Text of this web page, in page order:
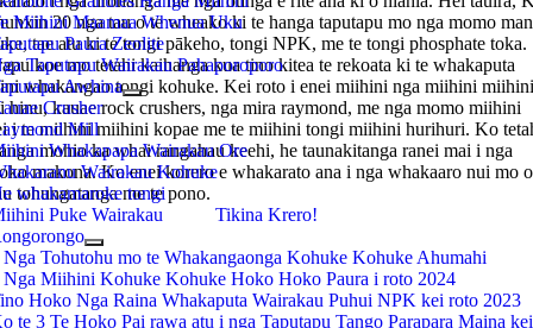
Miihini Maamaa Whenua Uku
Paura Zeolite
Taputapu Wairakau Pahaporoporo
Awhina
Crusher
Mill
Whakapapa Wairakau Ore
Wairakau Kohuke
whakamaroke tongi
Puke Wairakau
Nga Tohutohu mo te Whakangaonga Kohuke Kohuke Ahumahi
Nga Miihini Kohuke Kohuke Hoko Hoko Paura i roto 2024
Hoko Nga Raina Whakaputa Wairakau Puhui NPK kei roto 2023
te 3 Te Hoko Pai rawa atu i nga Taputapu Tango Parapara Maina kei
20 nga tau o te wheako ki te hanga taputapu mo nga momo
tae atu ki te tongi pākeho, tongi NPK, me te tongi phosphate toka.
koe mo tetahi kaihanga kua tino kitea te rekoata ki te whakaputa
whakangao tongi kohuke. Kei roto i enei miihini nga miihini
hinu, kauae rock crushers, nga mira raymond, me nga momo miihini
i te miihini miihini kopae me te miihini tongi miihini hurihuri. Ko
mohio ka whai rangahau keehi, he taunakitanga ranei mai i nga
makona. Ko enei korero e whakarato ana i nga whakaaro nui mo o
tohungatanga me te pono.
Tikina Krero!